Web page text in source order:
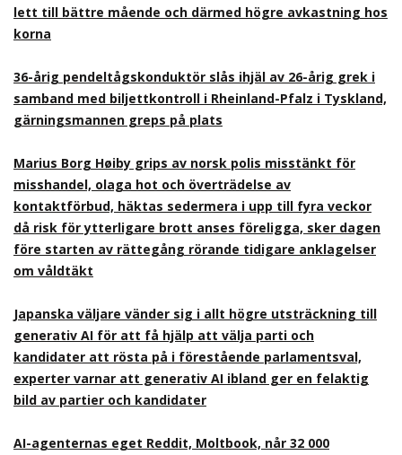
lett till bättre mående och därmed högre avkastning hos
korna
36-årig pendeltågskonduktör slås ihjäl av 26-årig grek i
samband med biljettkontroll i Rheinland-Pfalz i Tyskland,
gärningsmannen greps på plats
Marius Borg Høiby grips av norsk polis misstänkt för
misshandel, olaga hot och överträdelse av
kontaktförbud, häktas sedermera i upp till fyra veckor
då risk för ytterligare brott anses föreligga, sker dagen
före starten av rättegång rörande tidigare anklagelser
om våldtäkt
Japanska väljare vänder sig i allt högre utsträckning till
generativ AI för att få hjälp att välja parti och
kandidater att rösta på i förestående parlamentsval,
experter varnar att generativ AI ibland ger en felaktig
bild av partier och kandidater
AI-agenternas eget Reddit, Moltbook, når 32 000